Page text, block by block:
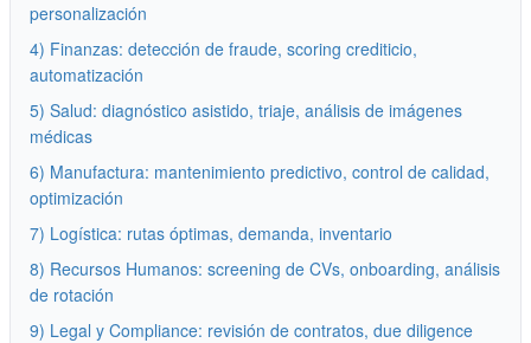
personalización
4) Finanzas: detección de fraude, scoring crediticio,
automatización
5) Salud: diagnóstico asistido, triaje, análisis de imágenes
médicas
6) Manufactura: mantenimiento predictivo, control de calidad,
optimización
7) Logística: rutas óptimas, demanda, inventario
8) Recursos Humanos: screening de CVs, onboarding, análisis
de rotación
9) Legal y Compliance: revisión de contratos, due diligence